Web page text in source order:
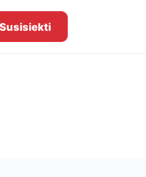
Susisiekti